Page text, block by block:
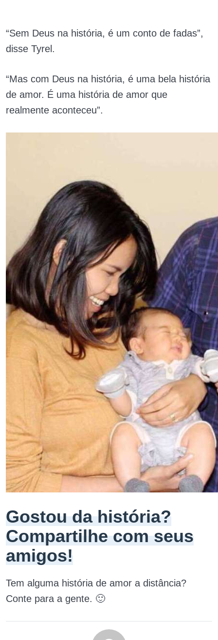
“Sem Deus na história, é um conto de fadas”,
disse Tyrel.
“Mas com Deus na história, é uma bela história
de amor. É uma história de amor que
realmente aconteceu”.
Gostou da história?
Compartilhe com seus
amigos!
Tem alguma história de amor a distância?
Conte para a gente. 🙂